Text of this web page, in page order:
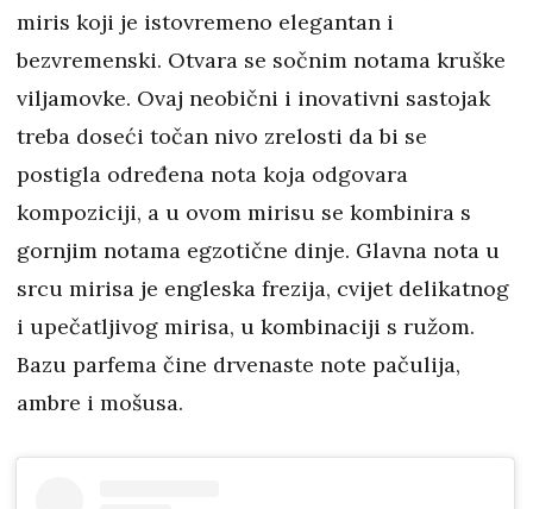
miris koji je istovremeno elegantan i
bezvremenski. Otvara se sočnim notama kruške
viljamovke. Ovaj neobični i inovativni sastojak
treba doseći točan nivo zrelosti da bi se
postigla određena nota koja odgovara
kompoziciji, a u ovom mirisu se kombinira s
gornjim notama egzotične dinje. Glavna nota u
srcu mirisa je engleska frezija, cvijet delikatnog
i upečatljivog mirisa, u kombinaciji s ružom.
Bazu parfema čine drvenaste note pačulija,
ambre i mošusa.